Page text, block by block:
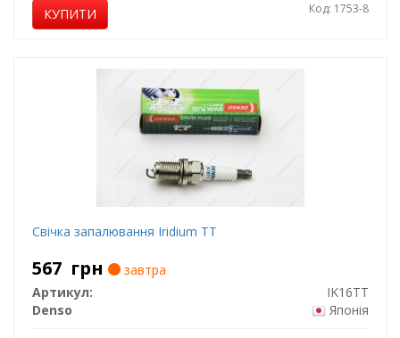
КУПИТИ Код: 1753-8
Свічка запалювання Iridium TT
567 грн
завтра
Артикул:
IK16TT
Denso
Японія